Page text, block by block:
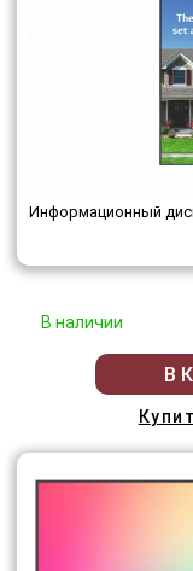
Информационный
В наличии
В